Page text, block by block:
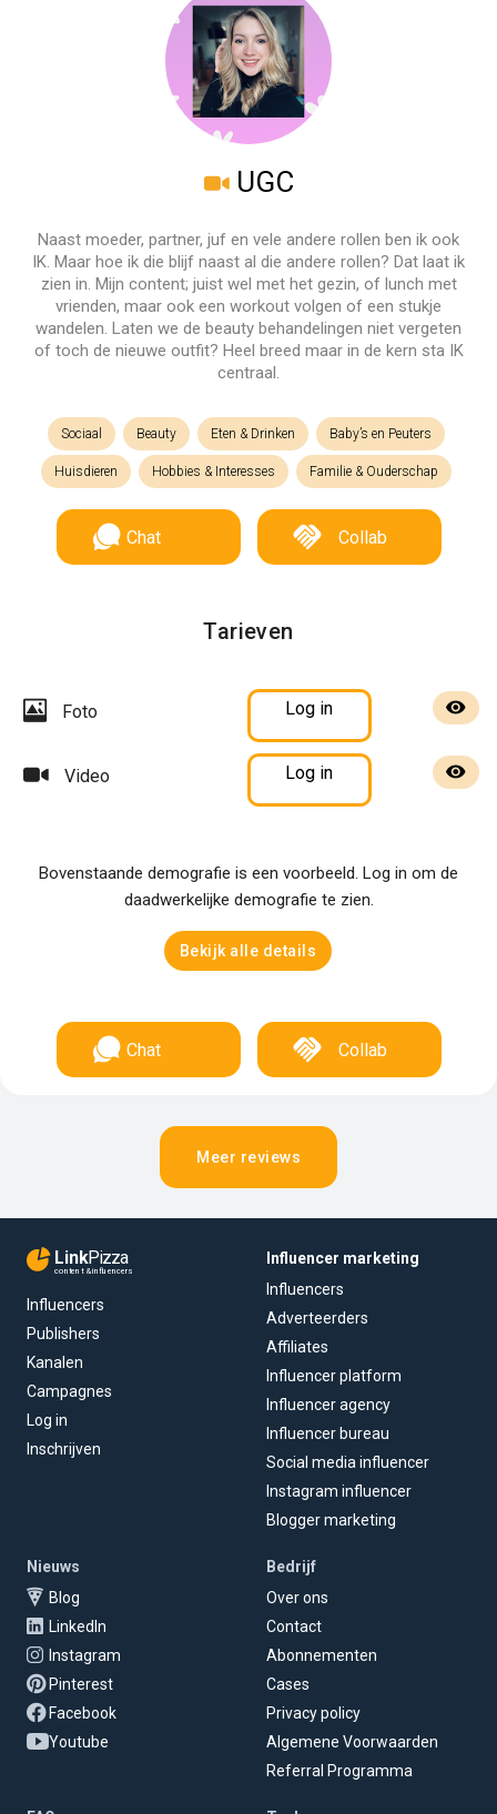
UGC
Naast moeder, partner, juf en vele andere rollen ben ik ook
IK. Maar hoe ik die blijf naast al die andere rollen? Dat laat ik
zien in. Mijn content; juist wel met het gezin, of lunch met
vrienden, maar ook een workout volgen of een stukje
wandelen. Laten we de beauty behandelingen niet vergeten
of toch de nieuwe outfit? Heel breed maar in de kern sta IK
centraal.
Sociaal Beauty Eten & Drinken Baby’s en Peuters
Huisdieren Hobbies & Interesses Familie & Ouderschap
Chat Collab
Tarieven
Foto Log in
Video Log in
Bovenstaande demografie is een voorbeeld. Log in om de
daadwerkelijke demografie te zien.
Bekijk alle details
Chat Collab
Meer reviews
LinkPizza
content & influencers
Influencers
Publishers
Kanalen
Campagnes
Log in
Inschrijven
Influencer marketing
Influencers
Adverteerders
Affiliates
Influencer platform
Influencer agency
Influencer bureau
Social media influencer
Instagram influencer
Blogger marketing
Nieuws
Blog
LinkedIn
Instagram
Pinterest
Facebook
Youtube
Bedrijf
Over ons
Contact
Abonnementen
Cases
Privacy policy
Algemene Voorwaarden
Referral Programma